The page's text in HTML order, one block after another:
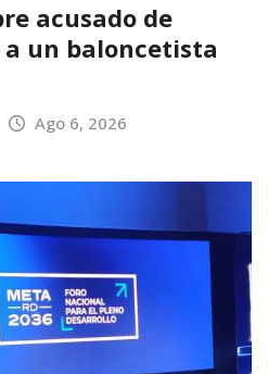
acusado de
un baloncetista
Ago 6, 2026